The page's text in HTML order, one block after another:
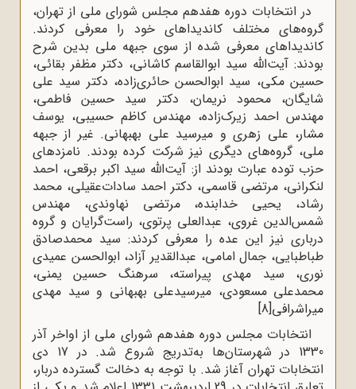
در انتخابات دوره هفدهم مجلس شورای ملی از تهران،
گروه‌های مختلف کاندیداهای خود را معرفی کردند.
کاندیداهای معرفی شده از سوی جبهه ملی بدین شرح
بودند: آیت‌الله سید ابوالقاسم کاشانی، دکتر مظفر بقائی،
حسین مکی، سید ابوالحسن حائری‌زاده، دکتر سید علی
شایگان، محمود نریمان، دکتر سید حسین فاطمی،
مهندس احمد زیرک‌زاده، مهندس کاظم حسیبی، یوسف
مشار، علی زهری و میرسید علی بهبهانی. غیر از جبهه
ملی، گروه‌های دیگری نیز شرکت کرده بودند. نامزدهای
حزب توده عبارت بودند از: آیت‌الله سید اکبر برقعی، احمد
لنکرانی، مرتضی قاسمی، دکتر احمد سادات‌عقیلی، محمد
رشاد، یحیی خدابنده، مرتضی نهاوندی، مهندس
شمس‌الدین غروی، عبدالعلی پرتوی، راست‌گرایان و گروه
درباری نیز این عده را معرفی کردند: سید محمدصادق
طباطبایی، جمال امامی، عبدالقدیر آزاد، ابوالحسن عمیدی
نوری، سید مهدی پیراسته، سرهنگ حسین یمنی،
محمدعلی مسعودی، میرسیدعلی بهبهانی و سید مهدی
میراشرافی[8]
انتخابات مجلس دوره هفدهم شورای ملی از اواخر آذر
1330 در شهرستان‌ها به‌تدریج شروع شد. در 17 دی
انتخابات تهران آغاز شد. با توجه به دخالت گسترده دربار،